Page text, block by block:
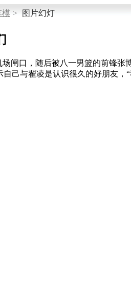
模 > 图片幻灯
闸口，随后被八一男篮的前锋
己与翟凌是认识很久的好朋友